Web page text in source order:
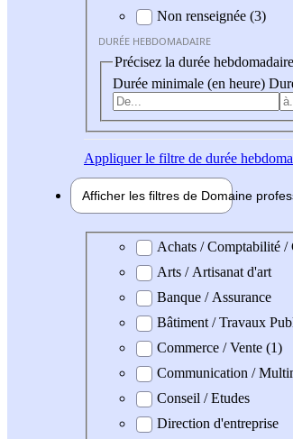
Non renseignée (3)
DURÉE HEBDOMADAIRE
Précisez la durée
Durée minimale (en heure)
Appliquerle filtre de durée
Afficher les filtres de Domaine pro
Domaine professionel
Achats / Comptabilité /
Arts / Artisanat d'art
Banque / Assurance
Bâtiment / Travaux
Commerce / Vente (1)
Communication /
Conseil / Etudes
Direction d'entreprise